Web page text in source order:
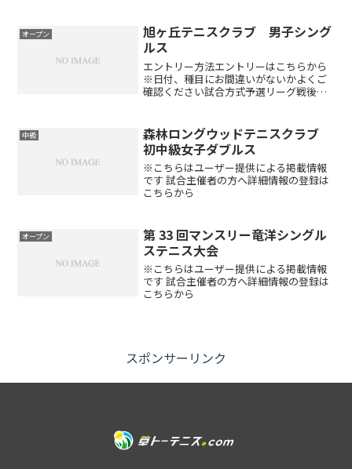
オープン
旭ヶ丘テニスクラブ 男子シング
ルス
エントリー方法エントリーはこちらから
※日付、種目にお間違いがないかよくご
確認ください試合方式予選リーグ戦後、
マッチ6-6後タイブレーク（エントリー
数･種目により変更あ...
中級
森林ロングウッドテニスクラブ
初中級女子ダブルス
※こちらはユーザー提供による掲載情報
です 試合主催者の方へ詳細情報の登録は
こちらから
オープン
第 33 回マンスリー竜洋シングル
ステニス大会
※こちらはユーザー提供による掲載情報
です 試合主催者の方へ詳細情報の登録は
こちらから
スポンサーリンク